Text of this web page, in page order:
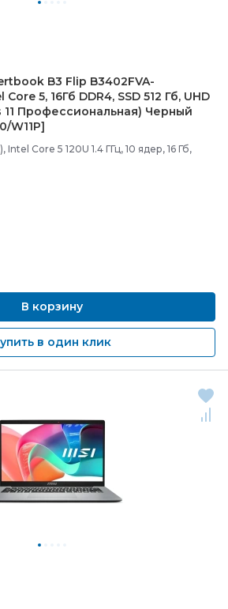
B3 Flip B3402FVA-
Core 5, 16Гб DDR4, SSD 512 Гб, UHD
11 Профессиональная) Черный
W11P]
Intel Core 5 120U 1.4 ГГц, 10 ядер, 16 Гб,
В корзину
в один клик